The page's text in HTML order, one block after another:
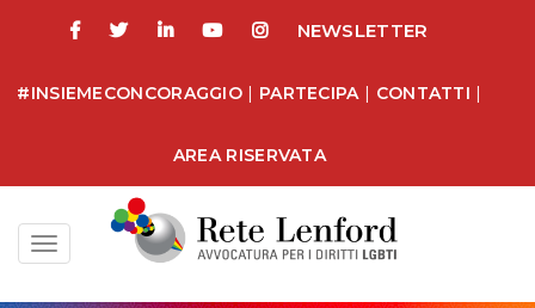
NEWSLETTER
#INSIEMECONCORAGGIO | PARTECIPA | CONTATTI |
AREA RISERVATA
Toggle
navigation